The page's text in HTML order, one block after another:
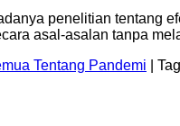
penelitian tentang
asal-asalan tanpa
Tentang Pandemi